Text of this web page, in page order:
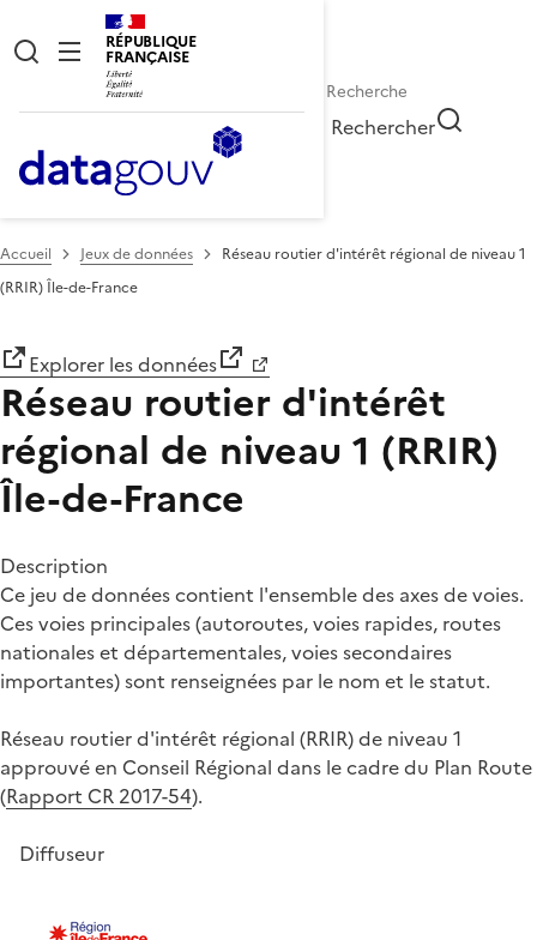
RÉPUBLIQUE
FRANÇAISE
Rechercher
Accueil Jeux de données
Réseau routier d'intérêt régional de niveau 1
(RRIR) Île-de-France
Explorer les données
Réseau routier d'intérêt
régional de niveau 1 (RRIR)
Île-de-France
Description
Ce jeu de données contient l'ensemble des axes de voies.
Ces voies principales (autoroutes, voies rapides, routes
nationales et départementales, voies secondaires
importantes) sont renseignées par le nom et le statut.
Réseau routier d'intérêt régional (RRIR) de niveau 1
approuvé en Conseil Régional dans le cadre du Plan Route
(Rapport CR 2017-54).
Diffuseur